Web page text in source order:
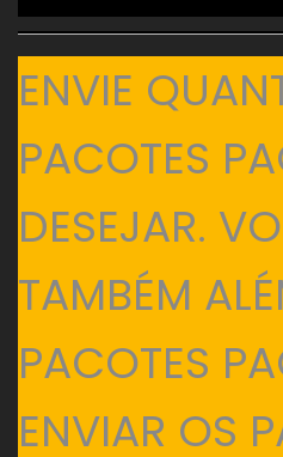
ENVIE
PACOTES
DESEJAR.
TAMBÉM
PACOTES
ENVIAR OS